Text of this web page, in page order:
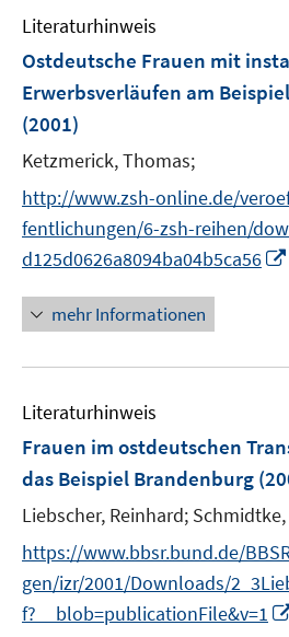
e
n
r
ö
f
n
Literaturhinweis
Ostdeutsche Frauen mit
Erwerbsverläufen am
(2001)
Ketzmerick, Thomas;
http://www.zsh-online.de/
fentlichungen/6-zsh-reihen/
d125d0626a8094ba04b5ca56
ö
mehr Informationen
Literaturhinweis
Frauen im ostdeutschen
das Beispiel Brandenburg
Liebscher, Reinhard;
https://www.bbsr.bund.de/
gen/izr/2001/Downloads/
f?__blob=publicationFile&v=1